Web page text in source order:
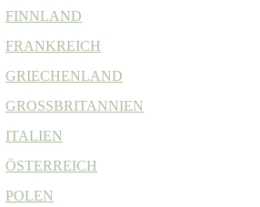
FINNLAND
FRANKREICH
GRIECHENLAND
GROSSBRITANNIEN
ITALIEN
ÖSTERREICH
POLEN